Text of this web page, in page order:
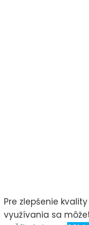
Pre zlepšenie
využívania sa